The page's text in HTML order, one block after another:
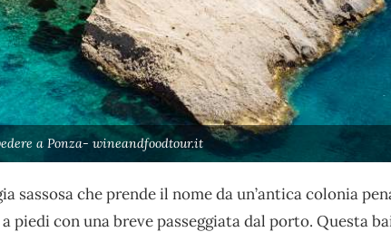
a Ponza- wineandfoodtour.it
sassosa che prende il nome da un’antica colonia
piedi con una breve passeggiata dal porto. Questa